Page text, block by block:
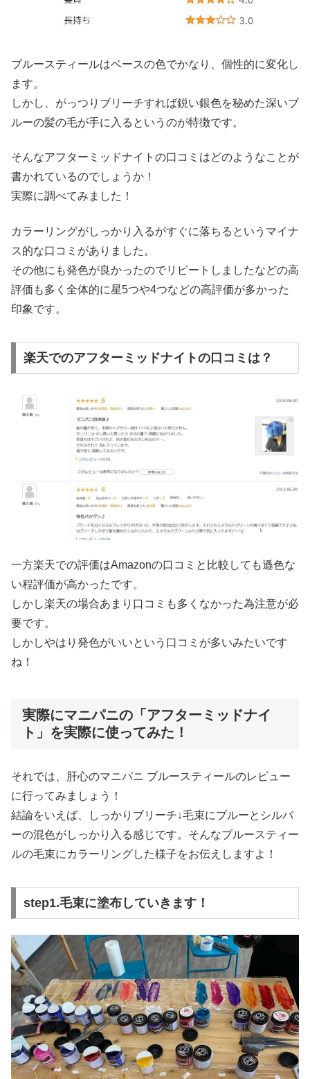
ブルースティールはベースの色でかなり、個性的に変化し
ます。
しかし、がっつりブリーチすれば鋭い銀色を秘めた深いブ
ルーの髪の毛が手に入るというのが特徴です。
そんなアフターミッドナイトの口コミはどのようなことが
書かれているのでしょうか！
実際に調べてみました！
カラーリングがしっかり入るがすぐに落ちるというマイナ
ス的な口コミがありました。
その他にも発色が良かったのでリピートしましたなどの高
評価も多く全体的に星5つや4つなどの高評価が多かった
印象です。
楽天でのアフターミッドナイトの口コミは？
一方楽天での評価はAmazonの口コミと比較しても遜色な
い程評価が高かったです。
しかし楽天の場合あまり口コミも多くなかった為注意が必
要です。
しかしやはり発色がいいという口コミが多いみたいです
ね！
実際にマニパニの「アフターミッドナイ
ト」を実際に使ってみた！
それでは、肝心のマニパニ ブルースティールのレビュー
に行ってみましょう！
結論をいえば、しっかりブリーチ↓毛束にブルーとシルバ
ーの混色がしっかり入る感じです。そんなブルースティー
ルの毛束にカラーリングした様子をお伝えしますよ！
step1.毛束に塗布していきます！